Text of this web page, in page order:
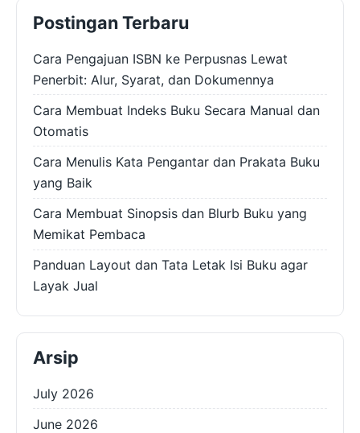
Postingan Terbaru
Cara Pengajuan ISBN ke Perpusnas Lewat
Penerbit: Alur, Syarat, dan Dokumennya
Cara Membuat Indeks Buku Secara Manual dan
Otomatis
Cara Menulis Kata Pengantar dan Prakata Buku
yang Baik
Cara Membuat Sinopsis dan Blurb Buku yang
Memikat Pembaca
Panduan Layout dan Tata Letak Isi Buku agar
Layak Jual
Arsip
July 2026
June 2026